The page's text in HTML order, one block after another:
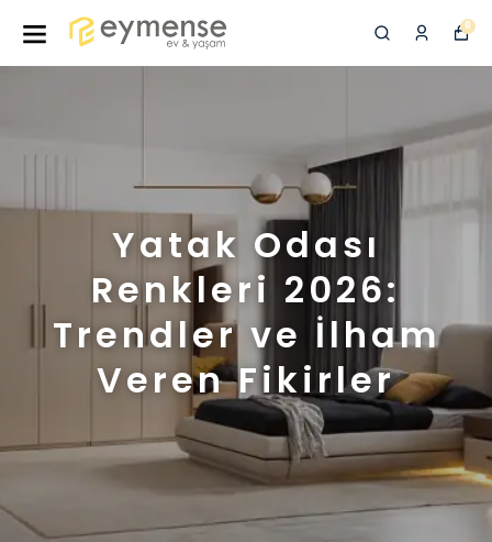
0
Yatak Odası
Renkleri 2026:
Trendler ve İlham
Veren Fikirler